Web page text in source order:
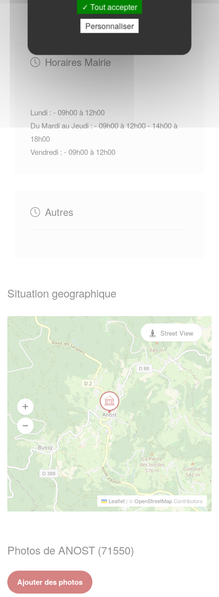
Horaires Mairie
Lundi : - 09h00 à 12h00
Du Mardi au Jeudi : - 09h00 à 12h00 - 14h00 à
18h00
Vendredi : - 09h00 à 12h00
Autres
Situation geographique
Leaflet | ©OpenStreetMapContributors
Street View
Photos de ANOST (71550)
Ajouter des photos
Tout accepter
Personnaliser